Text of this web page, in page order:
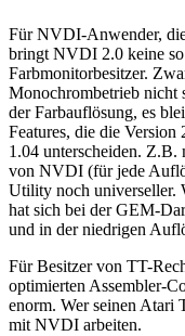
Für NVDI-Anwender,
bringt NVDI 2.0 keine
Farbmonitorbesitzer.
Monochrombetrieb nicht
der Farbauflösung, es
Features, die die
1.04 unterscheiden. Z.B.
von NVDI (für jede
Utility noch universeller.
hat sich bei der GEM-
und in der niedrigen
Für Besitzer von TT-
optimierten Assembler-
enorm. Wer seinen Atari
mit NVDI arbeiten.